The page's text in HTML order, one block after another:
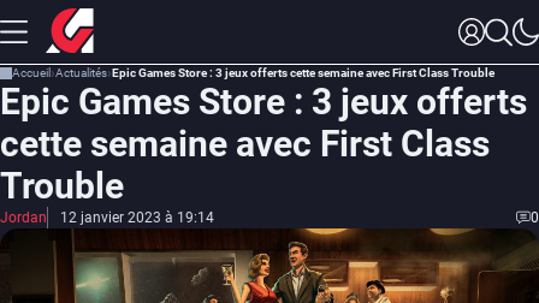
Accueil Actualités Epic Games Store : 3 jeux offerts cette semaine avec First Class Trouble
Epic Games Store : 3 jeux offerts
cette semaine avec First Class
Trouble
Jordan 12 janvier 2023 à 19:14 0